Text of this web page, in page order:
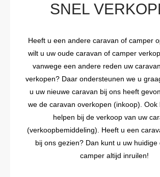
SNEL
Heeft u een andere caravan of camper
wilt u uw oude caravan of camper
vanwege een andere reden uw
verkopen? Daar ondersteunen we u
u uw nieuwe caravan bij ons heeft
we de caravan overkopen (inkoop). Ook
helpen bij de verkoop van uw
(verkoopbemiddeling). Heeft u een
bij ons gezien? Dan kunt u uw huidige
camper altijd inruilen!